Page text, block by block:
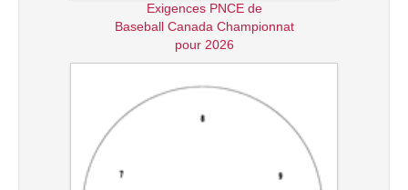
Exigences PNCE de
Baseball Canada Championnat
pour 2026